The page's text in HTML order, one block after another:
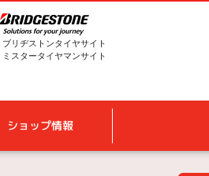
ブリヂストンタイヤサイト
ミスタータイヤマンサイト
ショップ情報